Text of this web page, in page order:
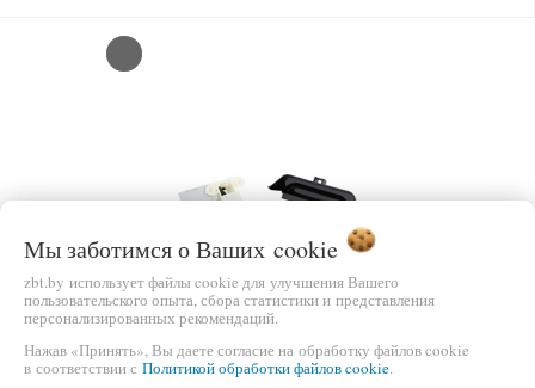
НЕТ В НАЛИЧИИ
ПОСУДОМОЕЧНОЙ МАШИНЫ ELECTROLUX
Мы заботимся о Ваших cookie
zbt.by использует файлы cookie для улучшения Вашего
пользовательского опыта, сбора статистики и представления
персонализированных рекомендаций.
Нажав «Принять», Вы даете согласие на обработку файлов cookie
в соответствии с Политикой обработки файлов cookie.